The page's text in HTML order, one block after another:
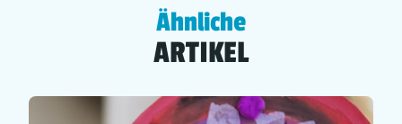
Ähnliche
ARTIKEL